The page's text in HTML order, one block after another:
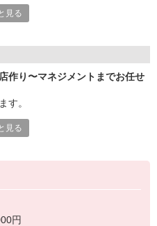
わせた働き方もできます。こ
）有】
タッフの利用可能。
定あり）】
見る
作り〜マネジメントまでお任せ
す。
在庫管理など、幅広い業務を担
す／
：00
見る
円